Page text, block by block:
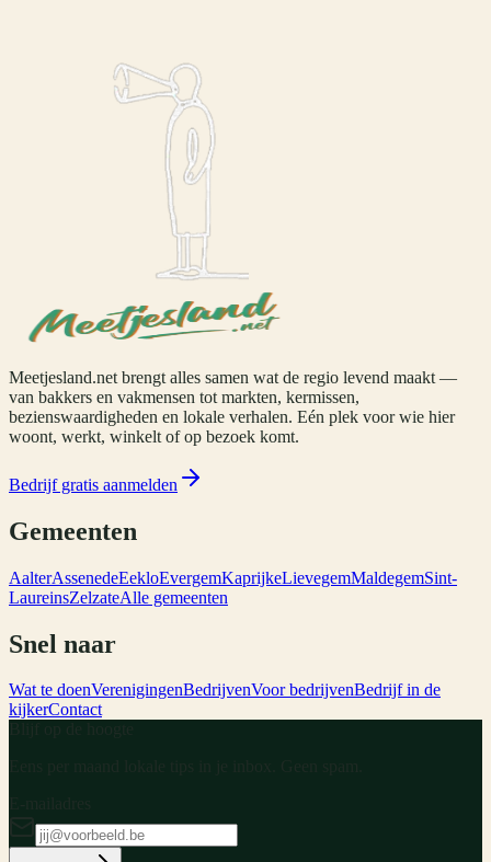
Meetjesland.net brengt alles samen wat de regio levend maakt —
van bakkers en vakmensen tot markten, kermissen,
bezienswaardigheden en lokale verhalen. Eén plek voor wie hier
woont, werkt, winkelt of op bezoek komt.
Bedrijf gratis aanmelden
Gemeenten
AalterAssenedeEekloEvergemKaprijkeLievegemMaldegemSint-
LaureinsZelzateAlle gemeenten
Snel naar
Wat te doenVerenigingenBedrijvenVoor bedrijvenBedrijf in de
kijkerContact